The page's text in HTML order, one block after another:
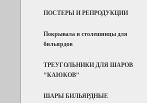
ПОСТЕРЫ И РЕПРОДУКЦИИ
Покрывала и столешницы для
бильярдов
ТРЕУГОЛЬНИКИ ДЛЯ ШАРОВ
"КАЮКОВ"
ШАРЫ БИЛЬЯРДНЫЕ